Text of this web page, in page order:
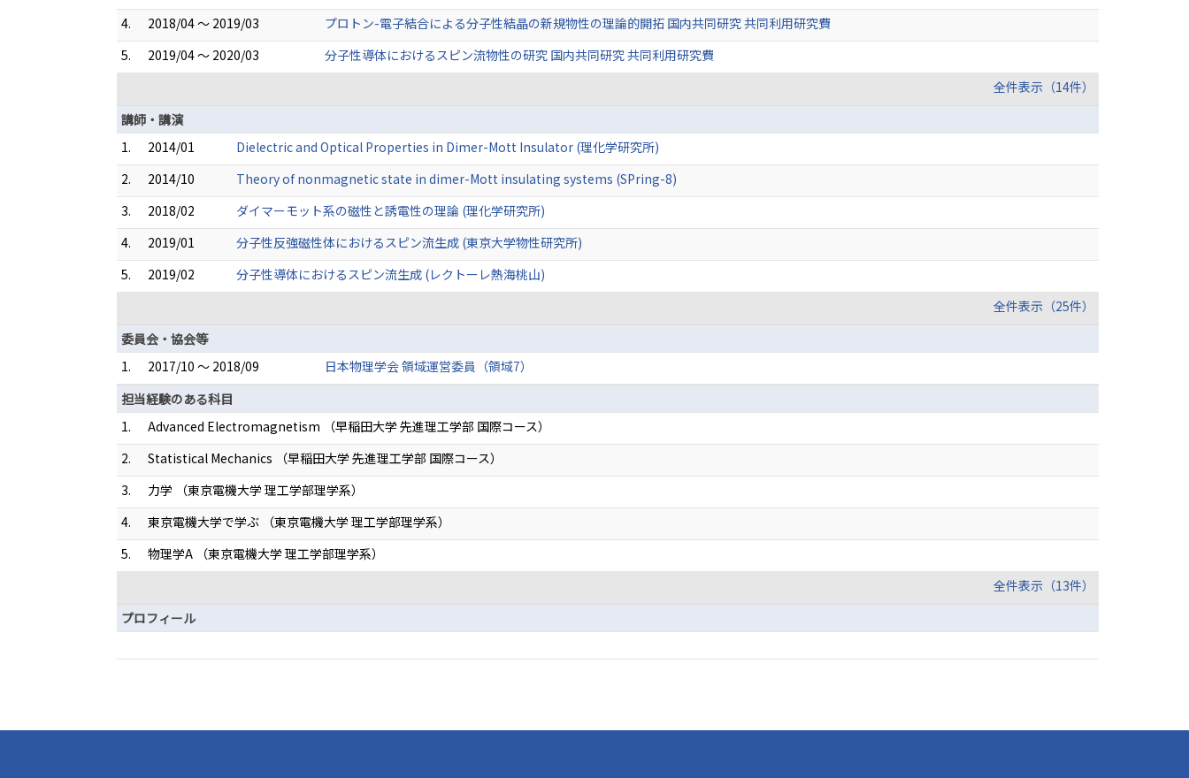
4.
2018/04 ～ 2019/03
プロトン-電子結合による分子性結晶の新規物性の理論的開拓 国内共同研究 共同利用研究費
5.
2019/04 ～ 2020/03
分子性導体におけるスピン流物性の研究 国内共同研究 共同利用研究費
全件表示（14件）
講師・講演
1.
2014/01
Dielectric and Optical Properties in Dimer-Mott Insulator (理化学研究所)
2.
2014/10
Theory of nonmagnetic state in dimer-Mott insulating systems (SPring-8)
3.
2018/02
ダイマーモット系の磁性と誘電性の理論 (理化学研究所)
4.
2019/01
分子性反強磁性体におけるスピン流生成 (東京大学物性研究所)
5.
2019/02
分子性導体におけるスピン流生成 (レクトーレ熱海桃山)
全件表示（25件）
委員会・協会等
1.
2017/10 ～ 2018/09
日本物理学会 領域運営委員（領域7）
担当経験のある科目
1.
Advanced Electromagnetism （早稲田大学 先進理工学部 国際コース）
2.
Statistical Mechanics （早稲田大学 先進理工学部 国際コース）
3.
力学 （東京電機大学 理工学部理学系）
4.
東京電機大学で学ぶ （東京電機大学 理工学部理学系）
5.
物理学A （東京電機大学 理工学部理学系）
全件表示（13件）
プロフィール